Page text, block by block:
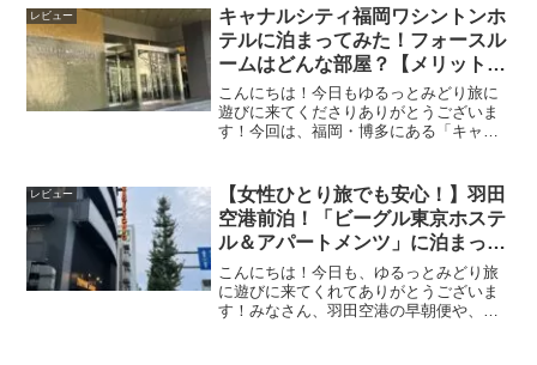
していきます。お子様連れや、ホテルニ
ッコーサイゴンにお泊りの方は必見で
す！どうぞゆるっと楽しんでいってくだ
さいね！
レビュー
キャナルシティ福岡ワシントンホ
テルに泊まってみた！フォースル
ームはどんな部屋？【メリットと
デメリット】
こんにちは！今日もゆるっとみどり旅に
遊びに来てくださりありがとうございま
す！今回は、福岡・博多にある「キャナ
ビューをしていきます！これから宿泊を
予定されている方は、ぜひ見ていってく
ださいね！
レビュー
【女性ひとり旅でも安心！】羽田
空港前泊！「ビーグル東京ホステ
ル＆アパートメンツ」に泊まって
みた！
こんにちは！今日も、ゆるっとみどり旅
に遊びに来てくれてありがとうございま
す！みなさん、羽田空港の早朝便や、深